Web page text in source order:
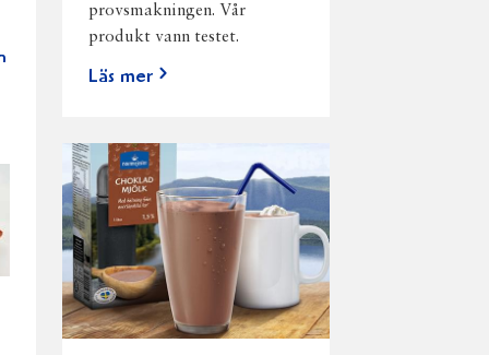
provsmakningen. Vår
produkt vann testet.
Läs mer